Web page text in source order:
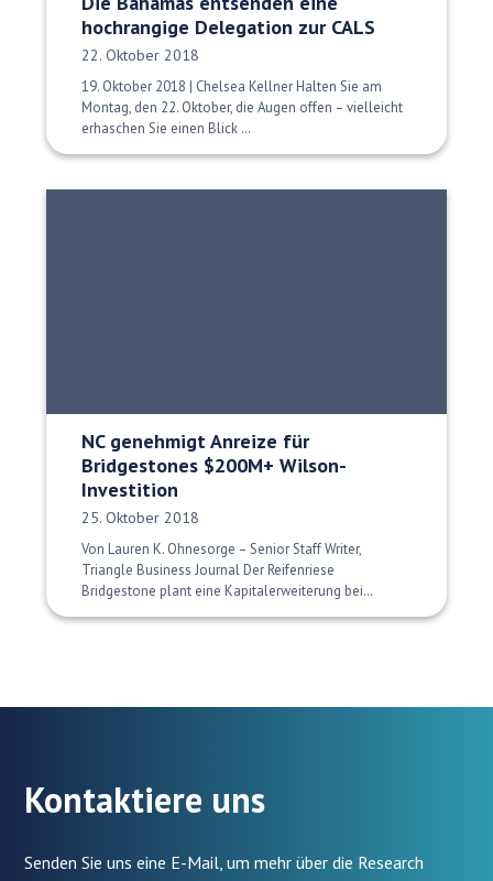
hochrangige Delegation zur CALS
Veröffentlichungsdatum:
22. Oktober 2018
19. Oktober 2018 | Chelsea Kellner Halten Sie am
Montag, den 22. Oktober, die Augen offen – vielleicht
erhaschen Sie einen Blick …
NC genehmigt Anreize für
Bridgestones $200M+ Wilson-
Investition
Veröffentlichungsdatum:
25. Oktober 2018
Von Lauren K. Ohnesorge – Senior Staff Writer,
Triangle Business Journal Der Reifenriese
Bridgestone plant eine Kapitalerweiterung bei…
Kontaktiere uns
Senden Sie uns eine E-Mail, um mehr über die Research